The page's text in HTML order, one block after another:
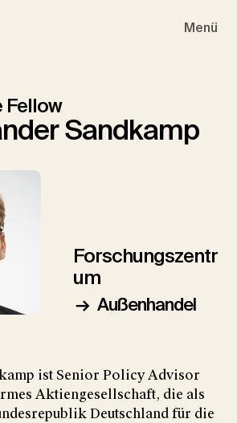
Menü
Fellow
Sandkamp
Forschungszentr
um
Außenhandel
ist Senior Policy Advisor
Aktiengesellschaft, die als
Deutschland für die